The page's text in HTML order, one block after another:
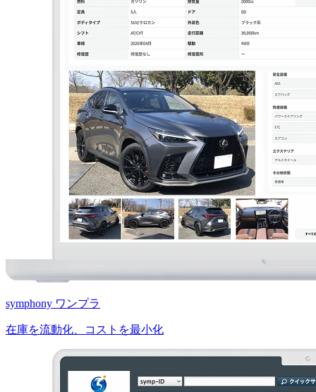
symphony ワンプラ
在庫を流動化、コストを最小化